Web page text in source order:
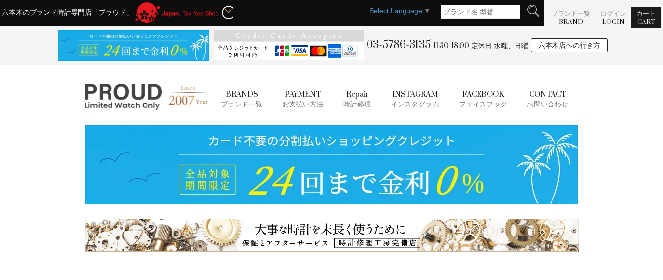
六本木のブランド時計専門店「プラウド」 Select Language ▼ ブランド一覧
BRAND
ログイン
LOGIN
カート
CART
03-5786-3135 11:30-18:00 定休日 水曜、日曜 六本木店への行き方
BRANDS
ブランド一覧
PAYMENT
お支払い方法
Repair
時計修理
INSTAGRAM
インスタグラム
FACEBOOK
フェイスブック
CONTACT
お問い合わせ